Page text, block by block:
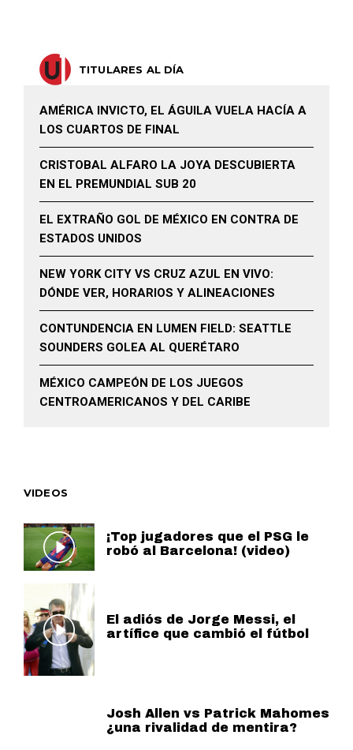
TITULARES AL DÍA
AMÉRICA INVICTO, EL ÁGUILA VUELA HACÍA A
LOS CUARTOS DE FINAL
CRISTOBAL ALFARO LA JOYA DESCUBIERTA
EN EL PREMUNDIAL SUB 20
EL EXTRAÑO GOL DE MÉXICO EN CONTRA DE
ESTADOS UNIDOS
NEW YORK CITY VS CRUZ AZUL EN VIVO:
DÓNDE VER, HORARIOS Y ALINEACIONES
CONTUNDENCIA EN LUMEN FIELD: SEATTLE
SOUNDERS GOLEA AL QUERÉTARO
MÉXICO CAMPEÓN DE LOS JUEGOS
CENTROAMERICANOS Y DEL CARIBE
VIDEOS
¡Top jugadores que el PSG le
robó al Barcelona! (video)
El adiós de Jorge Messi, el
artífice que cambió el fútbol
Josh Allen vs Patrick Mahomes
¿una rivalidad de mentira?